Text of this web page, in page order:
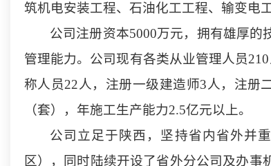
筑机电安装工程、石油化工工程、输变电
公司注册资本5000万元，拥有雄厚的
管理能力。公司现有各类从业管理人员
称人员22人，注册一级建造师3人，注册
（套），年施工生产能力2.5亿元以上。
公司立足于陕西，坚持省内省外并
区），同时陆续开设了省外分公司及办